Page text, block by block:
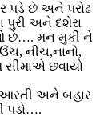
પડે છે અને પરોઢ
પુરી અને દશેરા
છે…. મન મુકી ને
નીચ,નાનો,
છવાયો
આરતી અને બહાર
પડો….